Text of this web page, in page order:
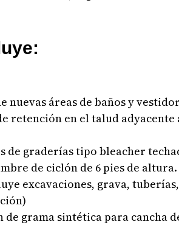
nuevas áreas de baños y
retención en el talud adyacente
de graderías tipo bleacher
de ciclón de 6 pies de altura.
excavaciones, grava,
grama sintética para cancha